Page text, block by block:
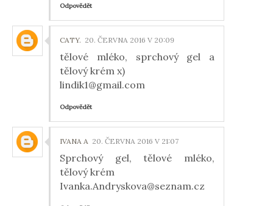
Odpovědět
CATY. 20. ČERVNA 2016 V 20:09
tělové mléko, sprchový gel a
tělový krém x)
lindik1@gmail.com
Odpovědět
IVANA A 20. ČERVNA 2016 V 21:07
Sprchový gel, tělové mléko,
tělový krém
Ivanka.Andryskova@seznam.cz